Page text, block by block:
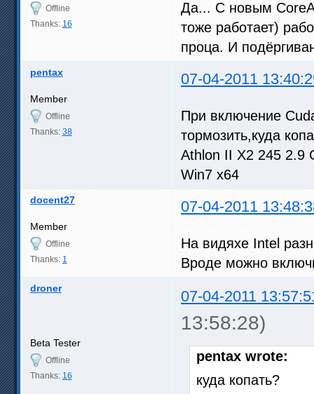
Offline
Thanks: 16
Да... С новым
тоже работает)
проца. И
pentax 07-04-2011
Member
Offline
Thanks: 38
При включение
тормозить,куда
Athlon II X2 245 2.9
Win7 x64
docent27 07-04-2011
Member
Offline
Thanks: 1
На видяхе Intel
Вроде можно
droner 07-04-2011
13:58:28)
Beta Tester
Offline
Thanks: 16
pentax wrote:
куда копать?